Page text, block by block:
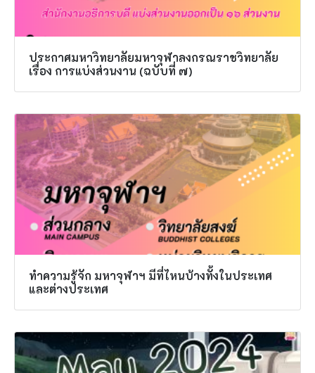
ประกาศมหาวิทยาลัยมหาจุฬาลงกรณราชวิทยาลัย
เรื่อง การแบ่งส่วนงาน (ฉบับที่ ๗)
ทำความรู้จัก มหาจุฬาฯ มีที่ไหนบ้างทั้งในประเทศ
และต่างประเทศ